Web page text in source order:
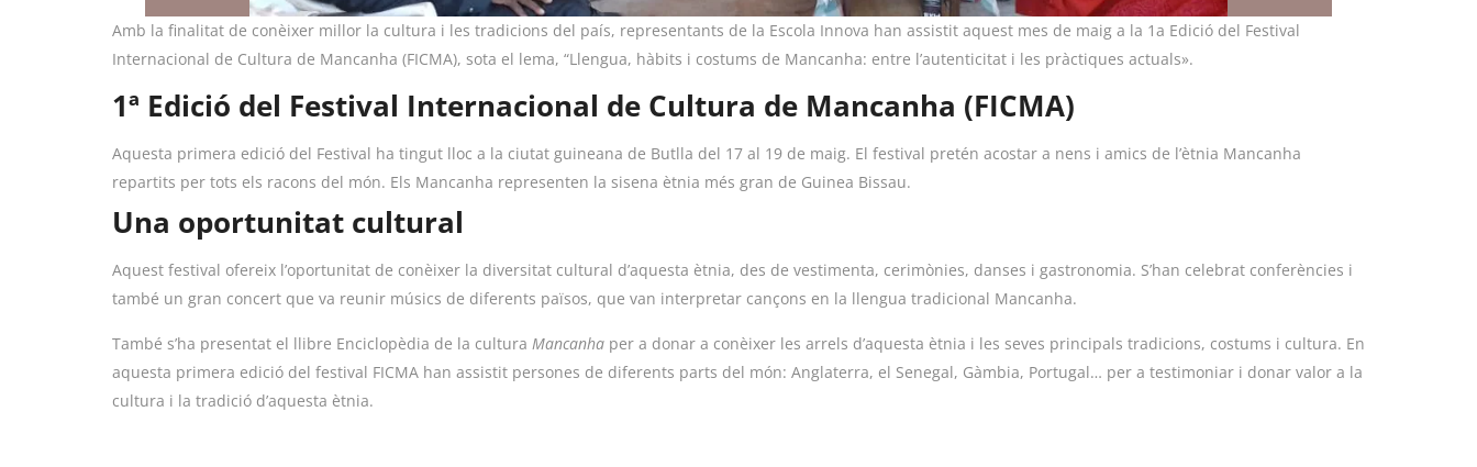
Amb la finalitat de conèixer millor la cultura i les tradicions del país, representants de la Escola Innova han assistit aquest mes de maig a la 1a Edició del Festival
Internacional de Cultura de Mancanha (FICMA), sota el lema, “Llengua, hàbits i costums de Mancanha: entre l’autenticitat i les pràctiques actuals».
1ª Edició del Festival Internacional de Cultura de Mancanha (FICMA)
Aquesta primera edició del Festival ha tingut lloc a la ciutat guineana de Butlla del 17 al 19 de maig. El festival pretén acostar a nens i amics de l’ètnia Mancanha
repartits per tots els racons del món. Els Mancanha representen la sisena ètnia més gran de Guinea Bissau.
Una oportunitat cultural
Aquest festival ofereix l’oportunitat de conèixer la diversitat cultural d’aquesta ètnia, des de vestimenta, cerimònies, danses i gastronomia. S’han celebrat conferències i
també un gran concert que va reunir músics de diferents països, que van interpretar cançons en la llengua tradicional Mancanha.
També s’ha presentat el llibre Enciclopèdia de la cultura Mancanha per a donar a conèixer les arrels d’aquesta ètnia i les seves principals tradicions, costums i cultura. En
aquesta primera edició del festival FICMA han assistit persones de diferents parts del món: Anglaterra, el Senegal, Gàmbia, Portugal… per a testimoniar i donar valor a la
cultura i la tradició d’aquesta ètnia.